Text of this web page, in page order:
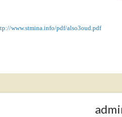
www.stmina.info/pdf/also3oud.pdf